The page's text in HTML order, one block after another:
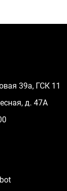
39а, ГСК 11
д. 47А